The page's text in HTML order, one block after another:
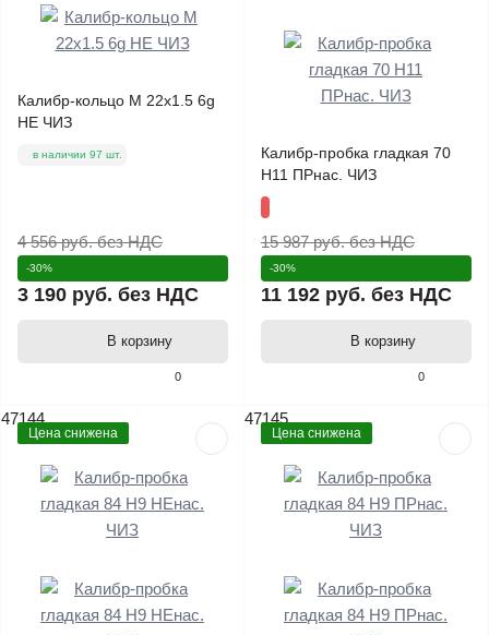
0
Калибр-кольцо М 22х1.5 6g
НЕ ЧИЗ
в наличии 97 шт.
4 556 руб.без НДС
-30%
3 190 руб. без НДС
В корзину
0
Калибр-пробка гладкая 70
Н11 ПРнас. ЧИЗ
15 987 руб.без НДС
-30%
11 192 руб. без НДС
В корзину
47144
Цена снижена
47145
Цена снижена